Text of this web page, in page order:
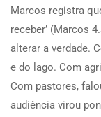
Marcos registra
receber’ (Marcos
alterar a verdade.
e do lago. Com
Com pastores,
audiência virou